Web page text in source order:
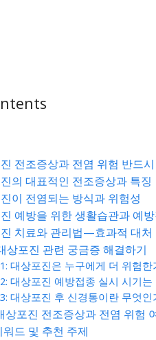
전조증상과 전염 위험 반드
의 대표적인 전조증상과 특징
이 전염되는 방식과 위험성
예방을 위한 생활습관과 예
치료와 관리법—효과적 대처
상포진 관련 궁금증 해결하기
대상포진은 누구에게 더 위험한
대상포진 예방접종 실시 시기
대상포진 후 신경통이란 무엇
상포진 전조증상과 전염 위험
워드 및 추천 주제